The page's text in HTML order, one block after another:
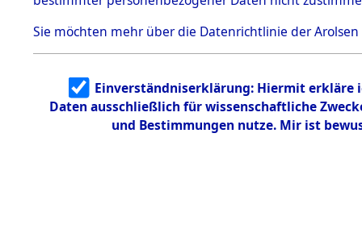
Todesmärsch
en
5.3.2
Identifizierun
g
5.3.3
Todesmärsch
0049
Sie möchten mehr über die Datenrichtlinie der Arolsen
Einverständniserklärung: Hiermit erkläre
Daten ausschließlich für wissenschaftliche
und Bestimmungen nutze. Mir ist